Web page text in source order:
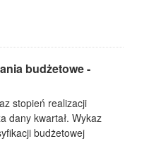
budżetowe -
stopień realizacji
dany kwartał. Wykaz
budżetowej